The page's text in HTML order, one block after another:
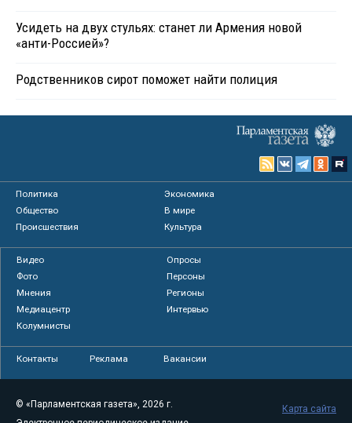
Усидеть на двух стульях: станет ли Армения новой
«анти-Россией»?
Родственников сирот поможет найти полиция
Политика
Экономика
Общество
В мире
Происшествия
Культура
Видео
Опросы
Фото
Персоны
Мнения
Регионы
Медиацентр
Интервью
Колумнисты
Контакты Реклама Вакансии
© «Парламентская газета», 2026 г.
Карта сайта